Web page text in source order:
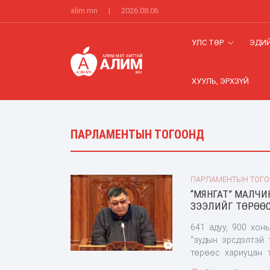
alim.mn | 2026.08.06
УЛС ТӨР
ХУУЛЬ, ЭРХЗҮЙ
ПАРЛАМЕНТЫН ТОГООНД
ПАРЛАМЕНТЫН
“МЯНГАТ”
ЗЭЭЛИЙГ
641 адуу, 900
“зудын
төрөөс хариуцан